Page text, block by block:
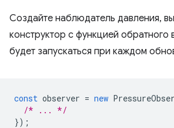
Создайте наблюдатель давления,
конструктор с функцией обратного
будет запускаться при каждом
const observer = new
/* ... */
});